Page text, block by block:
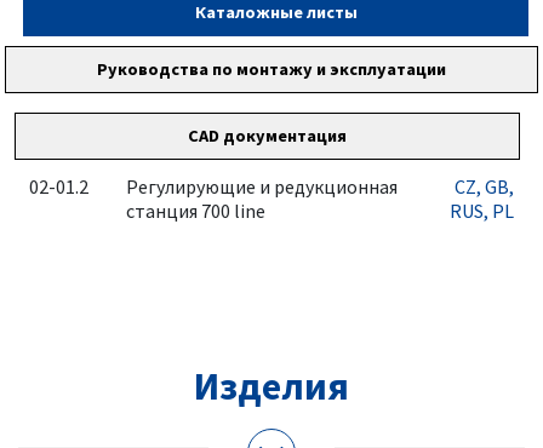
Каталожные листы
Руководства по монтажу и эксплуатации
CAD документация
02-01.2
Регулирующие и редукционная
станция 700 line
CZ, GB,
RUS, PL
Изделия